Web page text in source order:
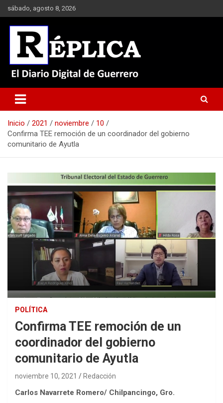
Saltar
al
contenido
sábado, agosto 8, 2026
Réplica
Inicio 2021 noviembre
10
Confirma TEE remoción de un coordinador del gobierno
comunitario de Ayutla
POLÍTICA
Confirma TEE remoción de un
coordinador del gobierno
comunitario de Ayutla
noviembre 10, 2021 Redacción
Carlos Navarrete Romero/ Chilpancingo, Gro.